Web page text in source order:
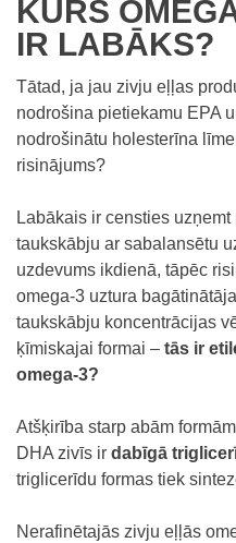
KURŠ
IR LABĀKS?
Tātad, ja jau zivju eļļas
nodrošina pietiekamu EPA
nodrošinātu holesterīna
risinājums?
Labākais ir censties
taukskābju ar sabalansētu
uzdevums ikdienā, tāpēc
omega-3 uztura
taukskābju koncentrācijas
ķīmiskajai formai – tās ir
omega-3?
Atšķirība starp abām
DHA zivīs ir dabīgā
triglicerīdu formas tiek
Nerafinētajās zivju eļļās